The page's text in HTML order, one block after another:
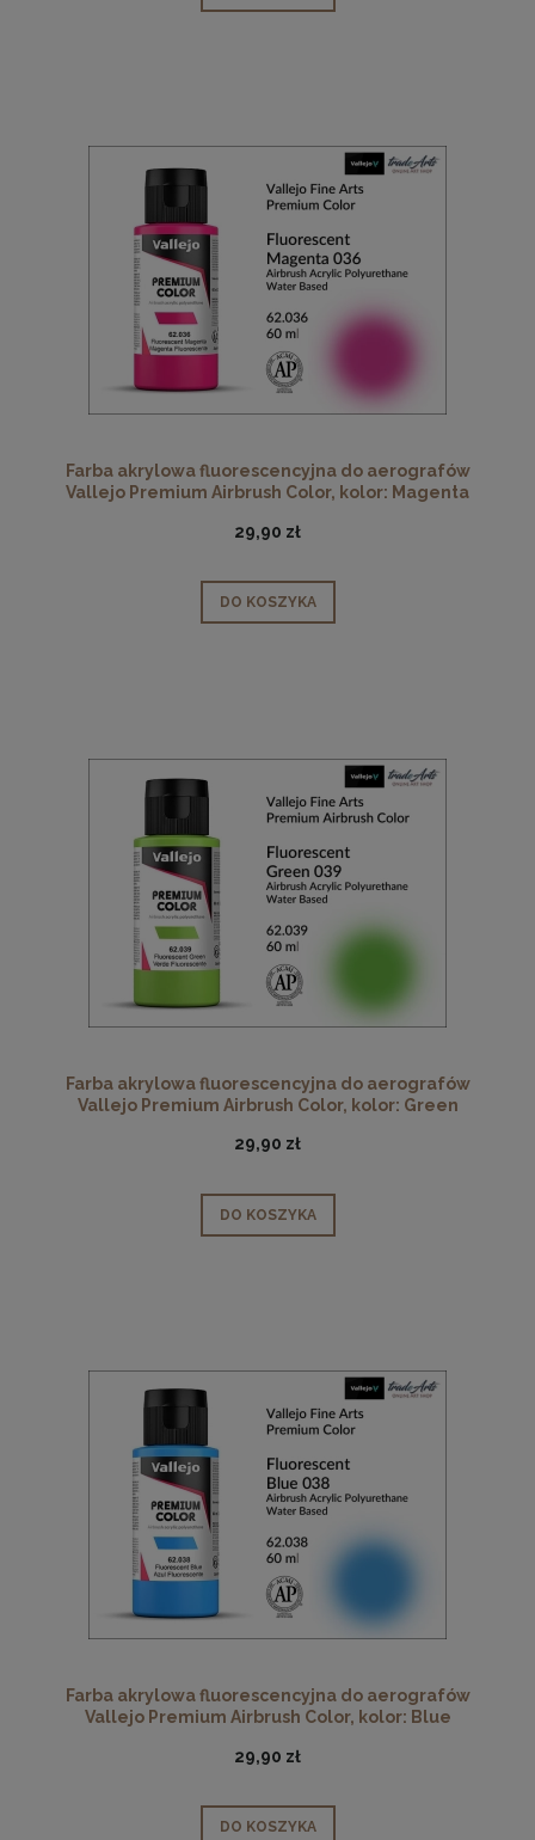
Farba akrylowa fluorescencyjna do aerografów
Vallejo Premium Airbrush Color, kolor: Magenta
29,90 zł
DO KOSZYKA
Farba akrylowa fluorescencyjna do aerografów
Vallejo Premium Airbrush Color, kolor: Green
29,90 zł
DO KOSZYKA
Farba akrylowa fluorescencyjna do aerografów
Vallejo Premium Airbrush Color, kolor: Blue
29,90 zł
DO KOSZYKA